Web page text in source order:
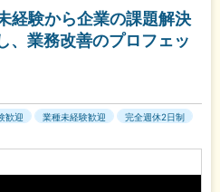
経験から企業の課題解決
、業務改善のプロフェッ
歓迎 業種未経験歓迎 完全週休2日制